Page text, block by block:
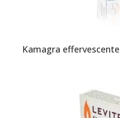
Kamagra effervescente